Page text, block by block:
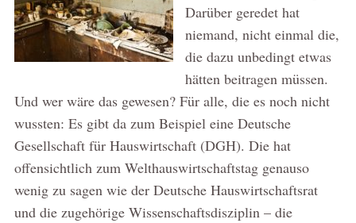
Darüber geredet hat
niemand, nicht einmal die,
die dazu unbedingt etwas
hätten beitragen müssen.
Und wer wäre das gewesen? Für alle, die es noch nicht
wussten: Es gibt da zum Beispiel eine Deutsche
Gesellschaft für Hauswirtschaft (DGH). Die hat
offensichtlich zum Welthauswirtschaftstag genauso
wenig zu sagen wie der Deutsche Hauswirtschaftsrat
und die zugehörige Wissenschaftsdisziplin – die